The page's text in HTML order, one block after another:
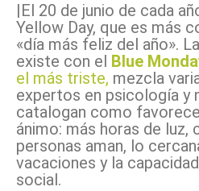
|El 20 de junio de cada
Yellow Day, que es más
«día más feliz del año».
existe con el Blue
el más triste, mezcla
expertos en psicología y
catalogan como
ánimo: más horas de luz,
personas aman, lo
vacaciones y la
social.